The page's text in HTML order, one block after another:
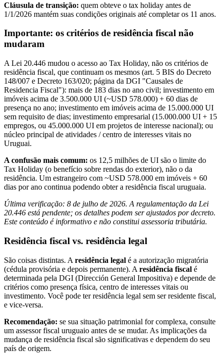
Cláusula de transição: quem obteve o tax holiday antes de
1/1/2026 mantém suas condições originais até completar os 11 anos.
Importante: os critérios de residência fiscal não
mudaram
A Lei 20.446 mudou o acesso ao Tax Holiday, não os critérios de
residência fiscal, que continuam os mesmos (art. 5 BIS do Decreto
148/007 e Decreto 163/020; página da DGI "Causales de
Residencia Fiscal"): mais de 183 dias no ano civil; investimento em
imóveis acima de 3.500.000 UI (~USD 578.000) + 60 dias de
presença no ano; investimento em imóveis acima de 15.000.000 UI
sem requisito de dias; investimento empresarial (15.000.000 UI + 15
empregos, ou 45.000.000 UI em projetos de interesse nacional); ou
núcleo principal de atividades / centro de interesses vitais no
Uruguai.
A confusão mais comum: os 12,5 milhões de UI são o limite do
Tax Holiday (o benefício sobre rendas do exterior), não o da
residência. Um estrangeiro com ~USD 578.000 em imóveis + 60
dias por ano continua podendo obter a residência fiscal uruguaia.
Última verificação: 8 de julho de 2026. A regulamentação da Lei
20.446 está pendente; os detalhes podem ser ajustados por decreto.
Este conteúdo é informativo e não constitui assessoria tributária.
Residência fiscal vs. residência legal
São coisas distintas. A residência legal é a autorização migratória
(cédula provisória e depois permanente). A residência fiscal é
determinada pela DGI (Dirección General Impositiva) e depende de
critérios como presença física, centro de interesses vitais ou
investimento. Você pode ter residência legal sem ser residente fiscal,
e vice-versa.
Recomendação: se sua situação patrimonial for complexa, consulte
um assessor fiscal uruguaio antes de se mudar. As implicações da
mudança de residência fiscal são significativas e dependem do seu
país de origem.